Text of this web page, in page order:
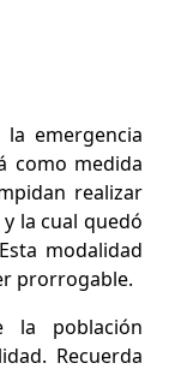
emergencia
como medida
realizar
la cual quedó
modalidad
prorrogable.
la población
Recuerda